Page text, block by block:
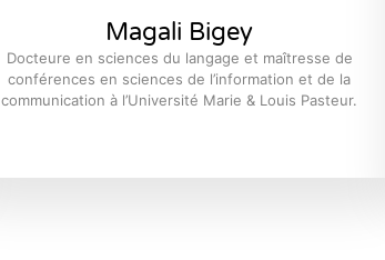
Magali Bigey
Docteure en sciences du langage et maîtresse de
conférences en sciences de l’information et de la
communication à l’Université Marie & Louis Pasteur.